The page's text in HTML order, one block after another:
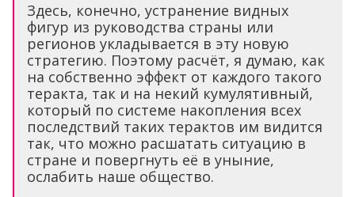
Здесь, конечно, устранение видных
фигур из руководства страны или
регионов укладывается в эту новую
стратегию. Поэтому расчёт, я думаю, как
на собственно эффект от каждого такого
теракта, так и на некий кумулятивный,
который по системе накопления всех
последствий таких терактов им видится
так, что можно расшатать ситуацию в
стране и повергнуть её в уныние,
ослабить наше общество.